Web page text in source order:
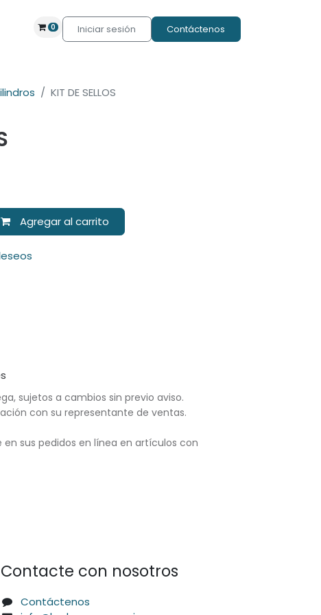
0 Iniciar sesión Contáctenos
KIT DE SELLOS
Agregar al carrito
sujetos a cambios sin previo aviso.
con su representante de ventas.
en sus pedidos en línea en artículos con
Contacte con nosotros
Contáctenos